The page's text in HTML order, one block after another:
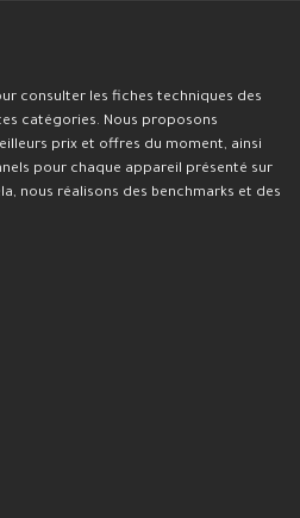
consulter les fiches techniques des
catégories. Nous proposons
prix et offres du moment, ainsi
pour chaque appareil présenté sur
nous réalisons des benchmarks et des